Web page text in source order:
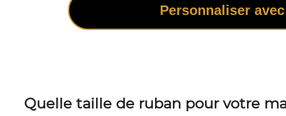
Personnaliser
Quelle taille de ruban pour votre